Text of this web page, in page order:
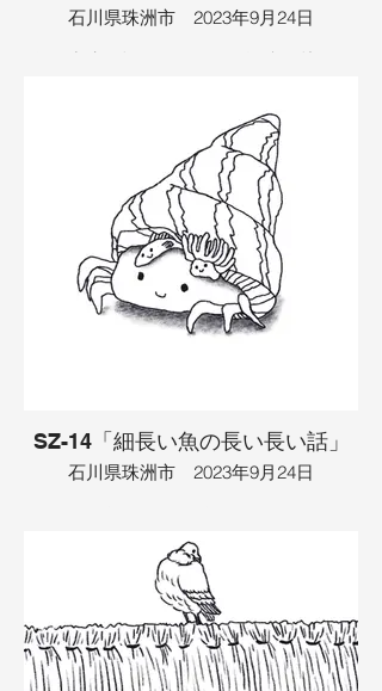
イラスト：TAMAYA
石川県珠洲市 2023年9月24日
海に津波が起こっていて、堤防を越えそ
子供達は津波に気づいていなくて、それ
は人魚だったからでした。人魚たちは、
堤防の上にいる人間を見つけました。そ
れは王子様で、人魚たちとサーフィンを
して遊び始めました。遊んでいると、王
子様と一人の人魚が良い雰囲気になり、
お互いが好きになりました。ところがラ
イバルの人魚がそこに襲いかかりました
が、王子様と人魚はそのままどこかへ行
ってしまいました。
SZ-14「細長い魚の長い長い話」
石川県珠洲市 2023年9月24日
した。そこに細長い魚がいて、友達を探
していました。魚が何かを見つけると、
それは丸い魚達でした。みんなで追いか
けっこをしていると、いつの間にか細長
い魚だけになっていました。すると、そ
こに大きな巻き貝が現れ、その中からヤ
ドカリが出てきました。ヤドカリは珠洲